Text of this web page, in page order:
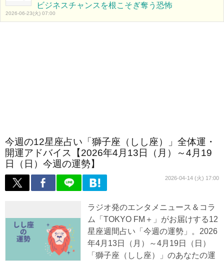
ビジネスチャンスを根こそぎ奪う恐怖
2026-06-23(火) 07:00
今週の12星座占い「獅子座（しし座）」全体運・
開運アドバイス【2026年4月13日（月）～4月19
日（日）今週の運勢】
2026-04-14 (火) 17:00
ラジオ発のエンタメニュース＆コラ
ム「TOKYO FM＋」がお届けする12
星座週間占い「今週の運勢」。2026
年4月13日（月）～4月19日（日）
「獅子座（しし座）」のあなたの運